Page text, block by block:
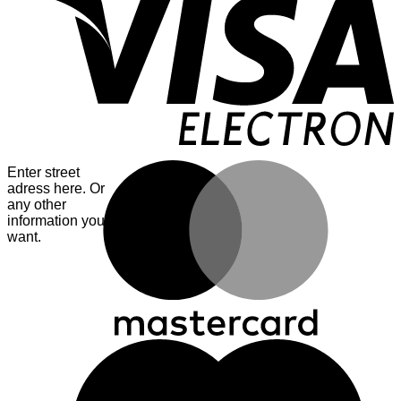
Enter street
adress here. Or
any other
information you
want.